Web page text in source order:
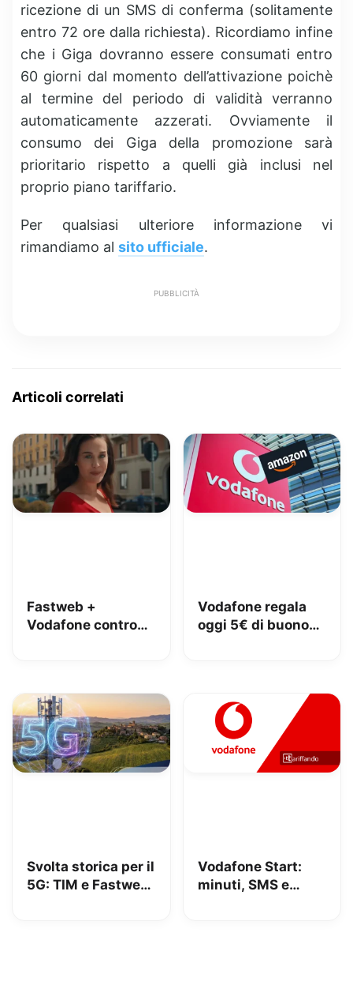
ricezione di un SMS di conferma (solitamente
entro 72 ore dalla richiesta). Ricordiamo infine
che i Giga dovranno essere consumati entro
60 giorni dal momento dell’attivazione poichè
al termine del periodo di validità verranno
automaticamente azzerati. Ovviamente il
consumo dei Giga della promozione sarà
prioritario rispetto a quelli già inclusi nel
proprio piano tariffario.
Per qualsiasi ulteriore informazione vi
rimandiamo al sito ufficiale.
PUBBLICITÀ
Articoli correlati
Fastweb +
Vodafone contro
Vodafone regala
oggi 5€ di buono
Svolta storica per il
5G: TIM e Fastweb
Vodafone Start:
minuti, SMS e